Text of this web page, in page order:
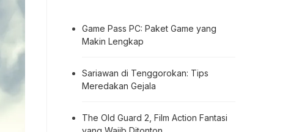
Game Pass PC: Paket Game yang
Makin Lengkap
Sariawan di Tenggorokan: Tips
Meredakan Gejala
The Old Guard 2, Film Action Fantasi